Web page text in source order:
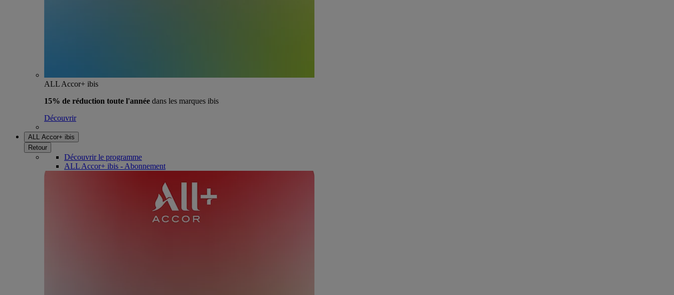
ALL Accor+ ibis
15% de réduction toute l'année dans les marques ibis
Découvrir
ALL Accor+ ibis
Retour
Découvrir le programme
ALL Accor+ ibis - Abonnement